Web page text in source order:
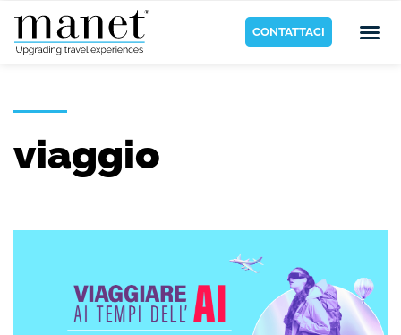
CONTATTACI
viaggio